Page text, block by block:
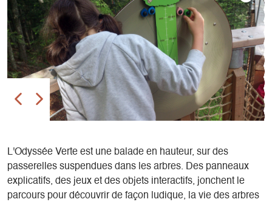
L'Odyssée Verte est une balade en hauteur, sur des
passerelles suspendues dans les arbres. Des panneaux
explicatifs, des jeux et des objets interactifs, jonchent le
parcours pour découvrir de façon ludique, la vie des arbres